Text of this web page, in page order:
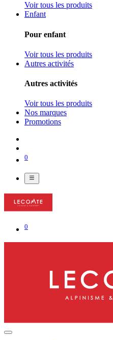
Voir tous les produits
Enfant
Pour enfant
Voir tous les produits
Autres activités
Autres activités
Voir tous les produits
Nos marques
Promotions
0
0